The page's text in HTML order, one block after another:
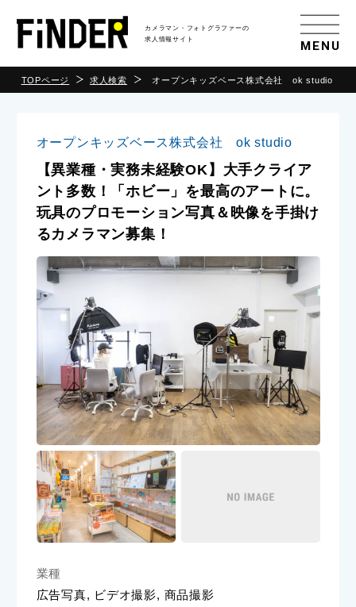
カメラマン・フォトグラファーの
求人情報サイト
MENU
TOPページ 求人検索 オープンキッズベース株式会社 ok studio
オープンキッズベース株式会社 ok studio
【異業種・実務未経験OK】大手クライア
ント多数！「ホビー」を最高のアートに。
玩具のプロモーション写真＆映像を手掛け
るカメラマン募集！
業種
広告写真, ビデオ撮影, 商品撮影